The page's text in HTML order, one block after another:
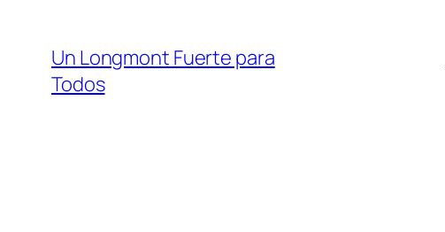
contenido
Un Longmont Fuerte para
Todos